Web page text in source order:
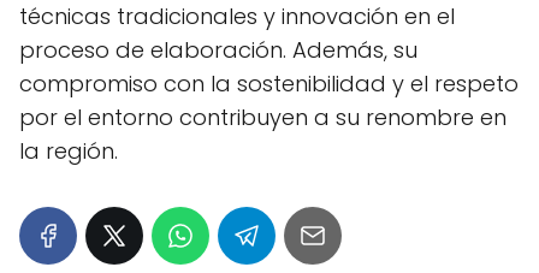
técnicas tradicionales y innovación en el
proceso de elaboración. Además, su
compromiso con la sostenibilidad y el respeto
por el entorno contribuyen a su renombre en
la región.